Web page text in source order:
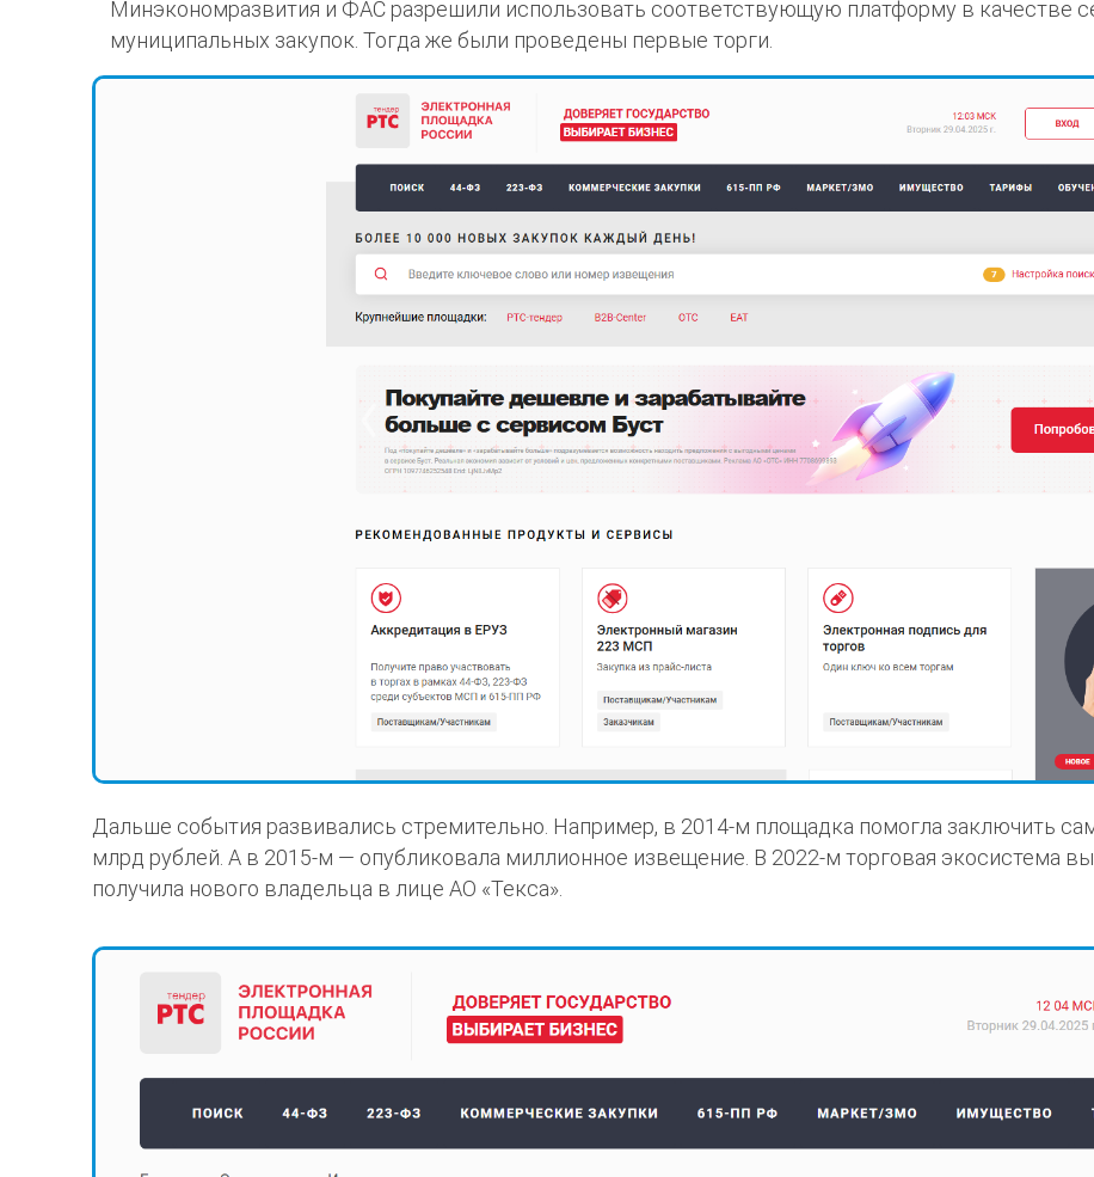
Минэкономразвития и ФАС разрешили использовать соответствующую платформу в качестве
муниципальных закупок. Тогда же были проведены первые торги.
Дальше события развивались стремительно. Например, в 2014-м площадка помогла заключить
млрд рублей. А в 2015-м — опубликовала миллионное извещение. В 2022-м торговая экосистема
получила нового владельца в лице АО «Текса».